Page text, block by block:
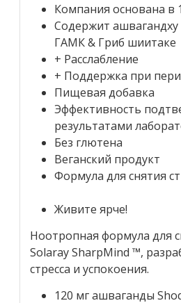
Компания основана в
Содержит
ГАМК & Гриб шиитаке
+ Расслабление
+ Поддержка при
Пищевая добавка
Эффективность
результатами
Без глютена
Веганский продукт
Формула для снятия
Живите ярче!
Ноотропная формула для
Solaray SharpMind ™,
стресса и успокоения.
120 мг ашваганды